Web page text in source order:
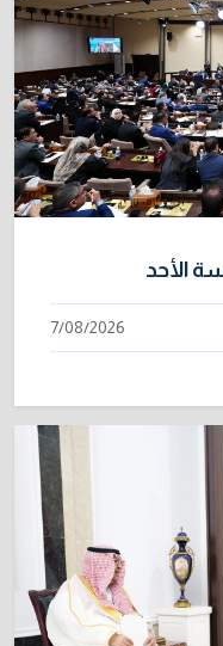
الأحد
7/08/2026